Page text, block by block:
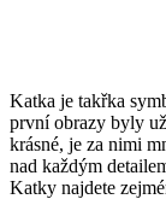
Katka je takřka
první obrazy byly
krásné, je za nimi
nad každým
Katky najdete